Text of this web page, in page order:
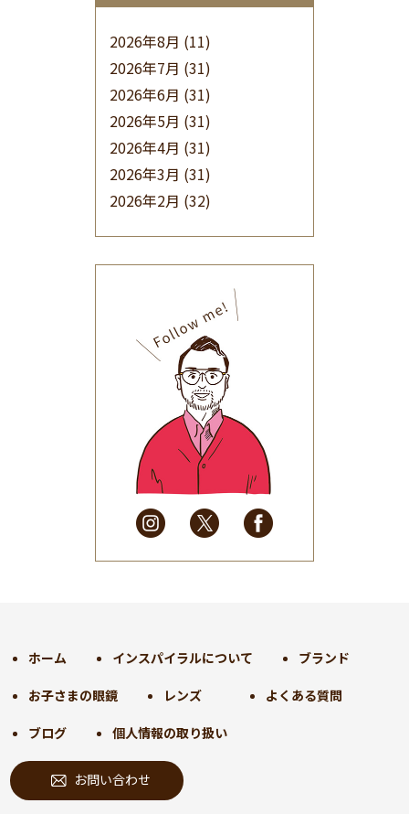
2026年8月 (11)
2026年7月 (31)
2026年6月 (31)
2026年5月 (31)
2026年4月 (31)
2026年3月 (31)
2026年2月 (32)
(32)
2025年9月(30)
2025年8月(31)
2025年7月(37)
2025年6月(48)
2025年5月
(41)
2025年4月
(32)
2025年3月(31)
2025年2月
(28)
2025年1月
(34)
2024年9月(30)
2024年7月(31)
2024年6月(30)
2024年5月
2024年4月 (32)
ホーム インスパイラルについて ブランド
お子さまの眼鏡 レンズ よくある質問
ブログ 個人情報の取り扱い
お問い合わせ